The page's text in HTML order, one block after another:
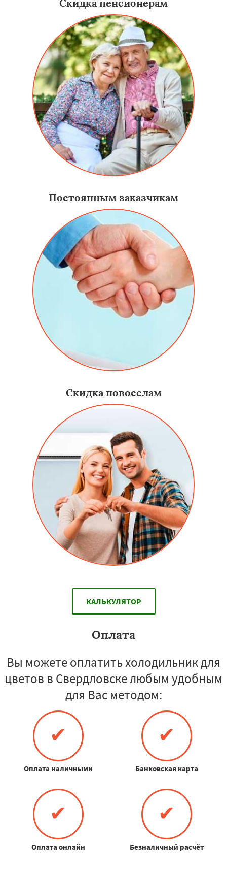
Скидка пенсионерам
Постоянным заказчикам
Скидка новоселам
КАЛЬКУЛЯТОР
Оплата
Вы можете оплатить холодильник для
цветов в Свердловске любым удобным
для Вас методом:
✔
Оплата наличными
✔
Банковская карта
✔
Оплата онлайн
✔
Безналичный расчёт